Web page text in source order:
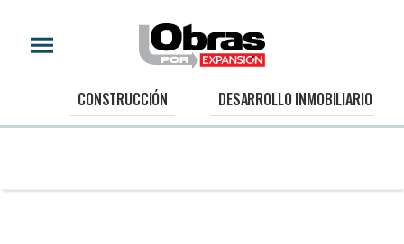
CONSTRUCCIÓN DESARROLLO INMOBILIARIO